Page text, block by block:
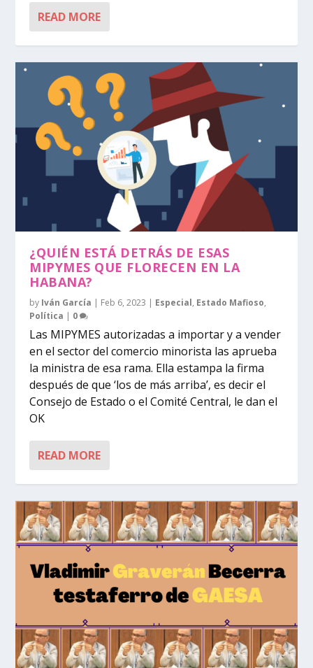
READ MORE
¿QUIÉN ESTÁ DETRÁS DE ESAS
MIPYMES QUE FLORECEN EN LA
HABANA?
by Iván García | Feb 6, 2023 | Especial, Estado Mafioso,
Política | 0
Las MIPYMES autorizadas a importar y a vender
en el sector del comercio minorista las aprueba
la ministra de esa rama. Ella estampa la firma
después de que ‘los de más arriba’, es decir el
Consejo de Estado o el Comité Central, le dan el
OK
READ MORE